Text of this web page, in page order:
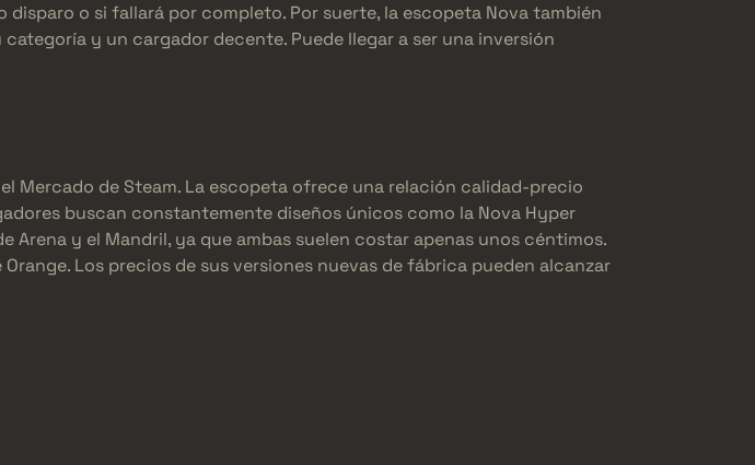
o si fallará por completo. Por suerte, la escopeta Nova también
y un cargador decente. Puede llegar a ser una inversión
Mercado de Steam. La escopeta ofrece una relación calidad-precio
buscan constantemente diseños únicos como la Nova Hyper
Arena y el Mandril, ya que ambas suelen costar apenas unos céntimos.
Orange. Los precios de sus versiones nuevas de fábrica pueden alcanzar